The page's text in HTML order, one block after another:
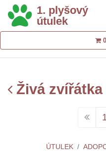
1. plyšový
útulek
Živá
ÚTULEK